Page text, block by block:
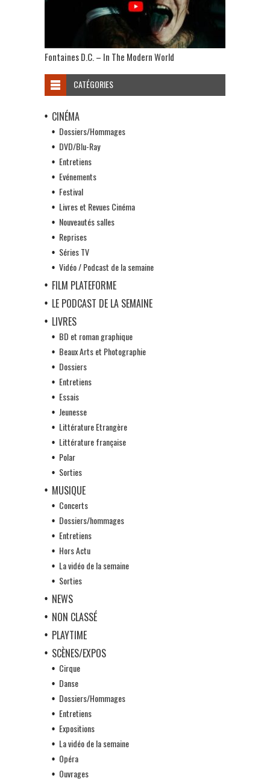
Fontaines D.C. – In The Modern World
CATÉGORIES
CINÉMA
Dossiers/Hommages
DVD/Blu-Ray
Entretiens
Evénements
Festival
Livres et Revues Cinéma
Nouveautés salles
Reprises
Séries TV
Vidéo / Podcast de la semaine
FILM PLATEFORME
LE PODCAST DE LA SEMAINE
LIVRES
BD et roman graphique
Beaux Arts et Photographie
Dossiers
Entretiens
Essais
Jeunesse
Littérature Etrangère
Littérature française
Polar
Sorties
MUSIQUE
Concerts
Dossiers/hommages
Entretiens
Hors Actu
La vidéo de la semaine
Sorties
NEWS
NON CLASSÉ
PLAYTIME
SCÈNES/EXPOS
Cirque
Danse
Dossiers/Hommages
Entretiens
Expositions
La vidéo de la semaine
Opéra
Ouvrages